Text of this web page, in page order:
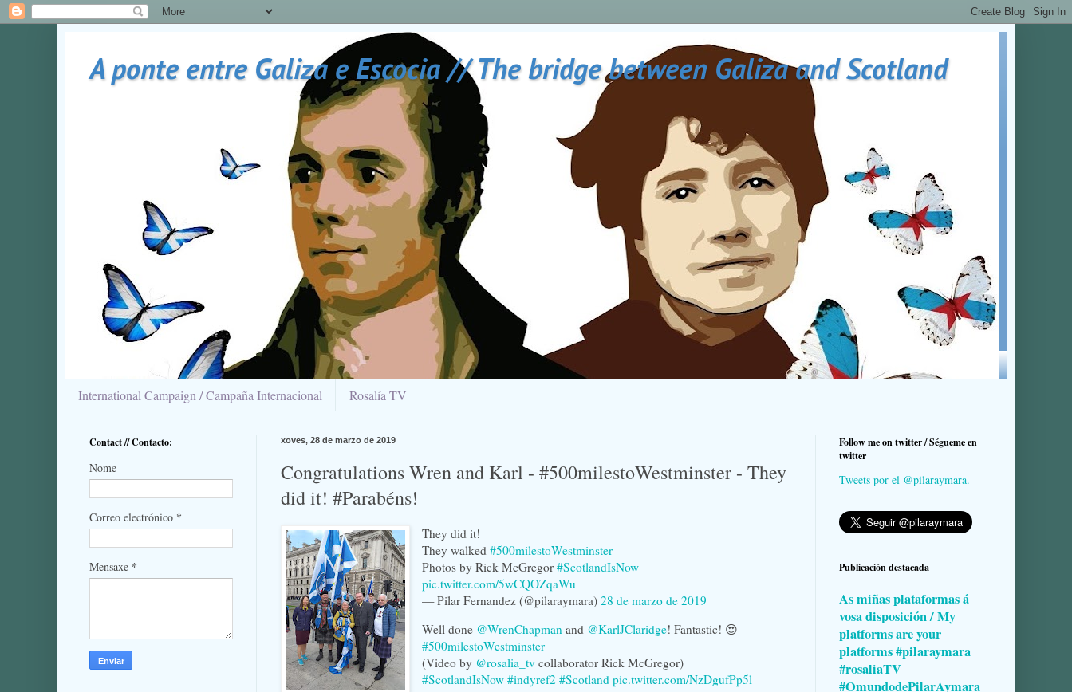
A ponte entre Galiza e Escocia // The bridge between Galiza and Scotland
International Campaign / Campaña Internacional Rosalía TV
xoves, 28 de marzo de 2019
Congratulations Wren and Karl - #500milestoWestminster - They
did it! #Parabéns!
They did it!
They walked#500milestoWestminster
Photos by Rick McGregor#ScotlandIsNow
pic.twitter.com/5wCQOZqaWu
— Pilar Fernandez (@pilaraymara)28 de marzo de 2019
Well done @WrenChapman and @KarlJClaridge! Fantastic! 😍
#500milestoWestminster
(Video by @rosalia_tv collaborator Rick McGregor)
#ScotlandIsNow #indyref2 #Scotland pic.twitter.com/NzDgufPp5l
Contact // Contacto:
Nome
Correo electrónico *
Mensaxe *
Follow me on twitter / Ségueme en
twitter
Tweets por el @pilaraymara.
Publicación destacada
As miñas plataformas á
vosa disposición / My
platforms are your
platforms #pilaraymara
#rosaliaTV
#OmundodePilarAymara